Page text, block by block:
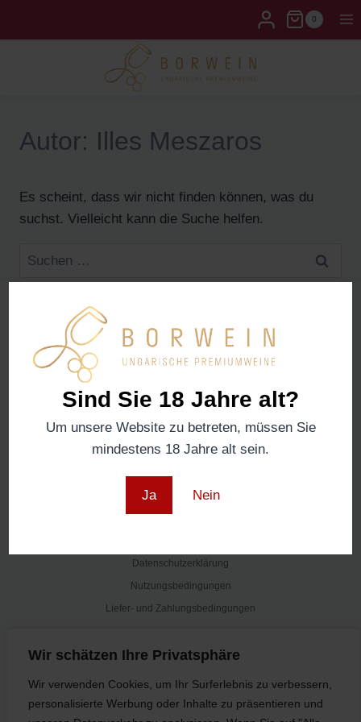
Wir schätzen Ihre Privatsphäre
Wir verwenden Cookies, um Ihr Surferlebnis zu verbessern,
personalisierte Werbung oder Inhalte zu präsentieren und
Sind Sie 18 Jahre alt?
Um unsere Website zu betreten, müssen Sie
mindestens 18 Jahre alt sein.
Ja Nein
0
Autor: Illes Meszaros
Es scheint, dass wir nicht finden können, was du
suchst. Vielleicht kann die Suche helfen.
Schnelle Links
Shop
Region
Impressum
Info
Datenschutzerklärung
Nutzungsbedingungen
Liefer- und Zahlungsbedingungen